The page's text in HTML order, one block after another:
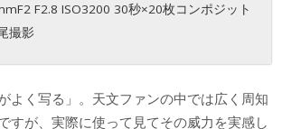
F2.8 ISO3200 30秒×20枚コンポジット
撮影
よく写る」。天文ファンの中では広く周知
すが、実際に使って見てその威力を実感し